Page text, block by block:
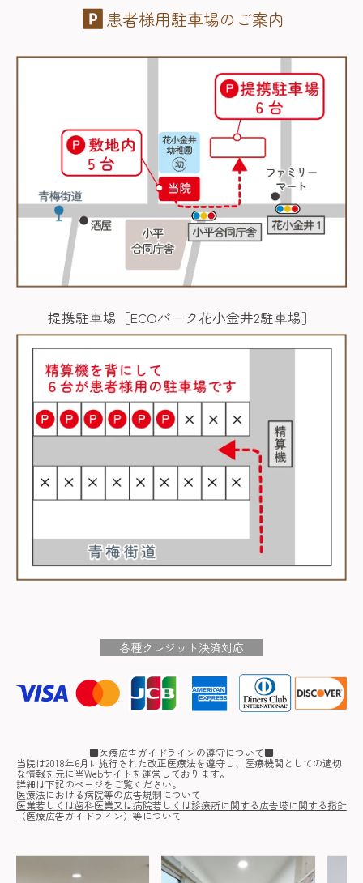
患者様用駐車場のご案内
提携駐車場［ECOパーク花小金井2駐車場］
各種クレジット決済対応
■医療広告ガイドラインの遵守について■
当院は2018年6月に施行された改正医療法を遵守し、医療機関としての適切
な情報を元に当Webサイトを運営しております。
詳細は下記のページをご覧ください。
医療法における病院等の広告規制について
医業若しくは歯科医業又は病院若しくは診療所に関する広告塔に関する指針
（医療広告ガイドライン）等について